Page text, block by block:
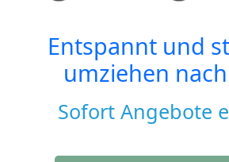
Entspannt und
umziehen nach
Sofort Angebote